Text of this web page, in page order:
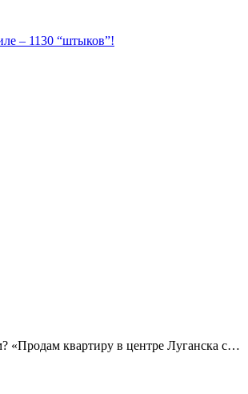
– 1130 “штыков”!
«Продам квартиру в центре Луганска с…